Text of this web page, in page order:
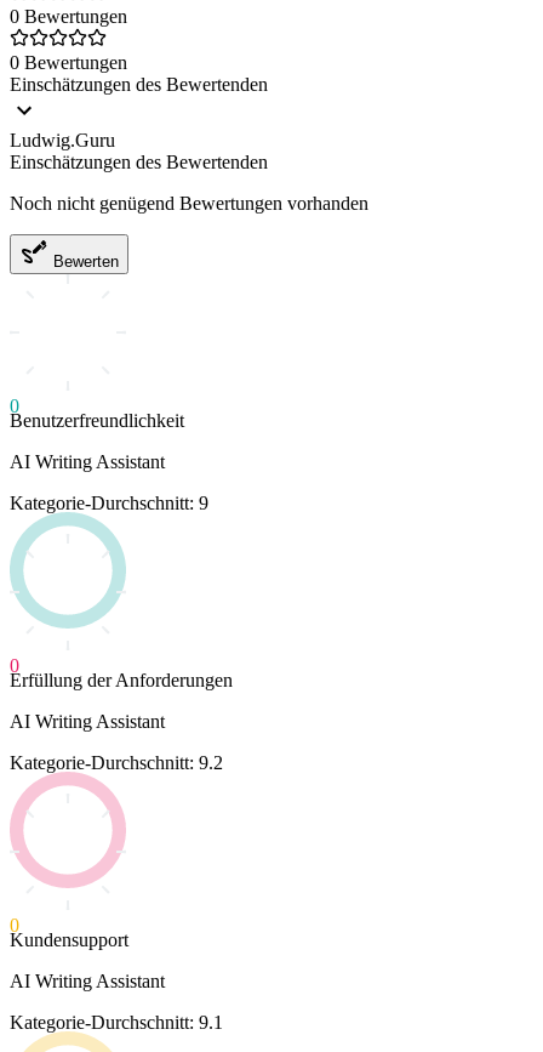
0 Bewertungen
0 Bewertungen
Einschätzungen des Bewertenden
Ludwig.Guru
Einschätzungen des Bewertenden
Noch nicht genügend Bewertungen vorhanden
Bewerten
0
Benutzerfreundlichkeit
AI Writing Assistant
Kategorie-Durchschnitt: 9
0
Erfüllung der Anforderungen
AI Writing Assistant
Kategorie-Durchschnitt: 9.2
0
Kundensupport
AI Writing Assistant
Kategorie-Durchschnitt: 9.1